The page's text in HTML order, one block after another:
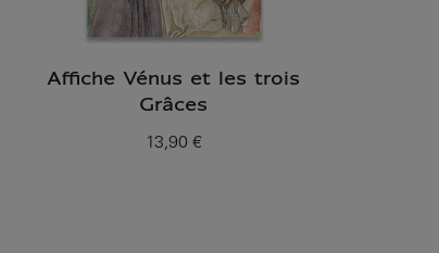
Affiche Vénus et les trois
Grâces
Prix ​​actuel
13,90 €